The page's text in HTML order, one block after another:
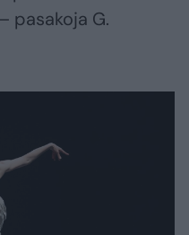
pasakoja G.